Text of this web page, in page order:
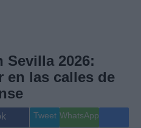
Gente
Musica
Sevilla 2026:
en las calles de
Tweet WhatsApp